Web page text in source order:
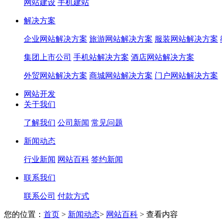
网站建设 手机建站
解决方案
企业网站解决方案 旅游网站解决方案 服装网站解决方案
集团上市公司 手机站解决方案 酒店网站解决方案
外贸网站解决方案 商城网站解决方案 门户网站解决方案
网站开发
关于我们
了解我们 公司新闻 常见问题
新闻动态
行业新闻 网站百科 签约新闻
联系我们
联系公司 付款方式
您的位置： 首页 > 新闻动态> 网站百科 > 查看内容